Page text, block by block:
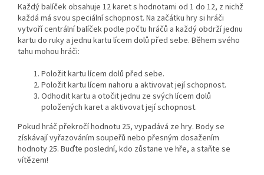
Každý balíček obsahuje 12 karet s hodnotami od 1 do 12, z nichž
každá má svou speciální schopnost. Na začátku hry si hráči
vytvoří centrální balíček podle počtu hráčů a každý obdrží jednu
kartu do ruky a jednu kartu lícem dolů před sebe. Během svého
tahu mohou hráči:
Položit kartu lícem dolů před sebe.
Položit kartu lícem nahoru a aktivovat její schopnost.
Odhodit kartu a otočit jednu ze svých lícem dolů
položených karet a aktivovat její schopnost.
Pokud hráč překročí hodnotu 25, vypadává ze hry. Body se
získávají vyřazováním soupeřů nebo přesným dosažením
hodnoty 25. Buďte poslední, kdo zůstane ve hře, a staňte se
vítězem!